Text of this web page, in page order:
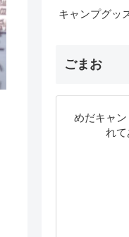
キャンプグッ
ごまお
めだキャ
れて